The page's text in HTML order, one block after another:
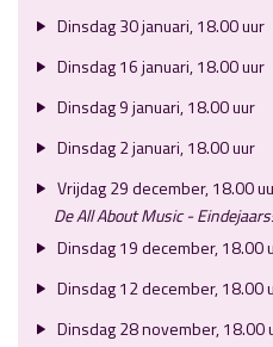
Dinsdag 30 januari, 18.00 uur
Dinsdag 16 januari, 18.00 uur
Dinsdag 9 januari, 18.00 uur
Dinsdag 2 januari, 18.00 uur
Vrijdag 29 december, 18.00
De All About Music -
Dinsdag 19 december, 18.00
Dinsdag 12 december, 18.00
Dinsdag 28 november, 18.00